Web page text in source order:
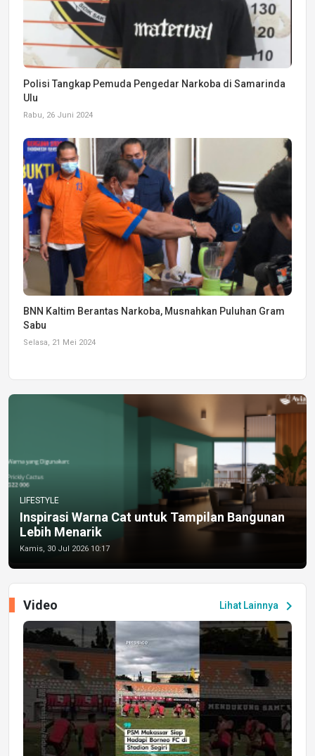
Polisi Tangkap Pemuda Pengedar Narkoba di Samarinda
Ulu
Rabu, 26 Juni 2024
BNN Kaltim Berantas Narkoba, Musnahkan Puluhan Gram
Sabu
Selasa, 21 Mei 2024
LIFESTYLE
Inspirasi Warna Cat untuk Tampilan Bangunan
Lebih Menarik
Kamis, 30 Jul 2026 10:17
Lihat Lainnya chevron_right
Video